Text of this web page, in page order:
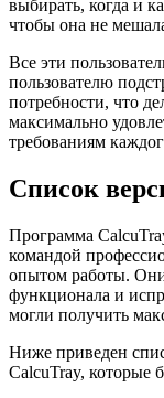
выбирать, когда и
чтобы она не
Все эти
пользователю
потребности, что
максимально
требованиям
Список
Программа
командой
опытом работы.
функционала и
могли получить
Ниже приведен
CalcuTray,